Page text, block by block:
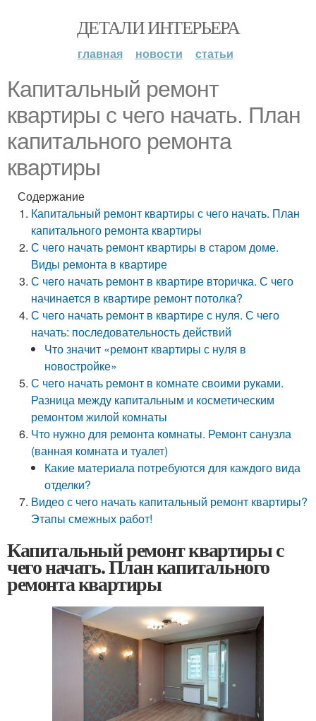
ДЕТАЛИ ИНТЕРЬЕРА
главная новости статьи
Капитальный ремонт
квартиры с чего начать. План
капитального ремонта
квартиры
Содержание
Капитальный ремонт квартиры с чего начать. План
капитального ремонта квартиры
С чего начать ремонт квартиры в старом доме.
Виды ремонта в квартире
С чего начать ремонт в квартире вторичка. С чего
начинается в квартире ремонт потолка?
С чего начать ремонт в квартире с нуля. С чего
начать: последовательность действий
Что значит «ремонт квартиры с нуля в
новостройке»
С чего начать ремонт в комнате своими руками.
Разница между капитальным и косметическим
ремонтом жилой комнаты
Что нужно для ремонта комнаты. Ремонт санузла
(ванная комната и туалет)
Какие материала потребуются для каждого вида
отделки?
Видео с чего начать капитальный ремонт квартиры?
Этапы смежных работ!
Капитальный ремонт квартиры с
чего начать. План капитального
ремонта квартиры